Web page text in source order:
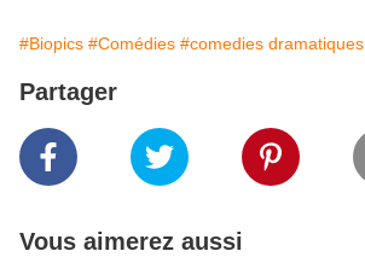
#Biopics #Comédies #comedies dramatiques
Partager
Vous aimerez aussi